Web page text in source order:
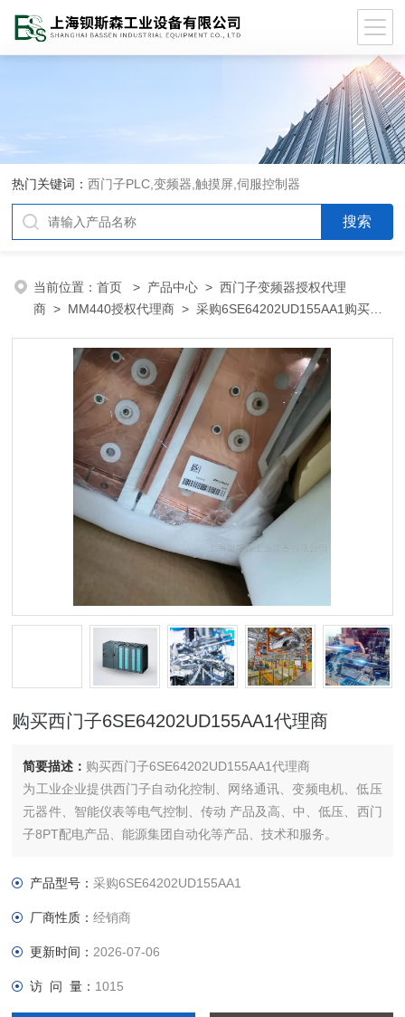
热门关键词：西门子PLC,变频器,触摸屏,伺服控制器
当前位置：首页 > 产品中心 >西门子变频器授权代理
商 > MM440授权代理商 > 采购6SE64202UD155AA1购买西
购买西门子6SE64202UD155AA1代理商
简要描述： 购买西门子6SE64202UD155AA1代理商
为工业企业提供西门子自动化控制、网络通讯、变频电机、低压
元器件、智能仪表等电气控制、传动 产品及高、中、低压、西门
子8PT配电产品、能源集团自动化等产品、技术和服务。
自动化控制、网络通讯、变频电机、低压元器件、智能仪表等电
产品型号： 采购6SE64202UD155AA1
厂商性质：经销商
更新时间： 2026-07-06
访 问 量： 1015